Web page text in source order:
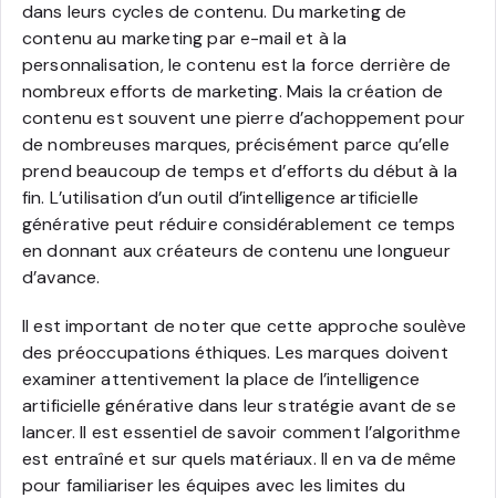
dans leurs cycles de contenu. Du marketing de
contenu au marketing par e-mail et à la
personnalisation, le contenu est la force derrière de
nombreux efforts de marketing. Mais la création de
contenu est souvent une pierre d’achoppement pour
de nombreuses marques, précisément parce qu’elle
prend beaucoup de temps et d’efforts du début à la
fin. L’utilisation d’un outil d’intelligence artificielle
générative peut réduire considérablement ce temps
en donnant aux créateurs de contenu une longueur
d’avance.
Il est important de noter que cette approche soulève
des préoccupations éthiques. Les marques doivent
examiner attentivement la place de l’intelligence
artificielle générative dans leur stratégie avant de se
lancer. Il est essentiel de savoir comment l’algorithme
est entraîné et sur quels matériaux. Il en va de même
pour familiariser les équipes avec les limites du